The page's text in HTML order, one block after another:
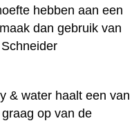
hebben aan een
dan gebruik van
& water haalt een van
op van de